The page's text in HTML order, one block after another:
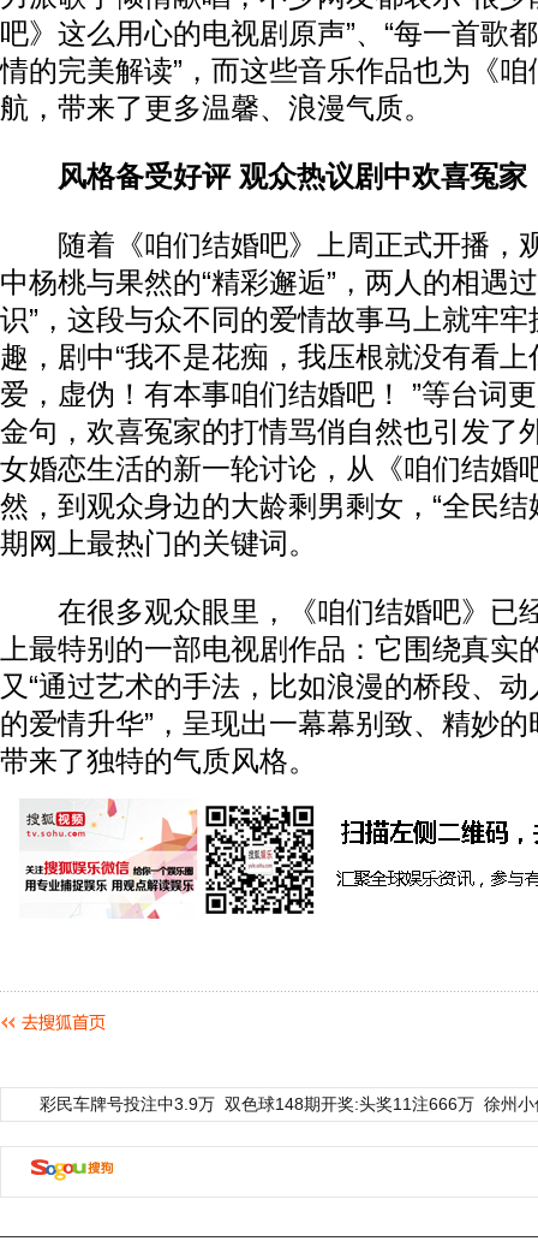
吧》这么用心的电视剧原声”、“每一首歌
情的完美解读”，而这些音乐作品也为《
航，带来了更多温馨、浪漫气质。
风格备受好评 观众热议剧中欢喜冤家
随着《咱们结婚吧》上周正式开播，
中杨桃与果然的“精彩邂逅”，两人的相遇
识”，这段与众不同的爱情故事马上就牢
趣，剧中“我不是花痴，我压根就没有看上
爱，虚伪！有本事咱们结婚吧！ ”等台词
金句，欢喜冤家的打情骂俏自然也引发了
女婚恋生活的新一轮讨论，从《咱们结婚
然，到观众身边的大龄剩男剩女，“全民结
期网上最热门的关键词。
在很多观众眼里，《咱们结婚吧》已
上最特别的一部电视剧作品：它围绕真实
又“通过艺术的手法，比如浪漫的桥段、
的爱情升华”，呈现出一幕幕别致、精妙
带来了独特的气质风格。
彩民车牌号投注中3.9万 双色球148期开奖:头奖11注666万 徐州